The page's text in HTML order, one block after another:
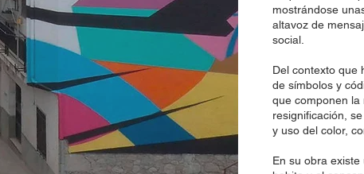
mostrándose
altavoz de
social.
Del contexto que
de símbolos y
que componen la
resignificación,
y uso del color,
En su obra